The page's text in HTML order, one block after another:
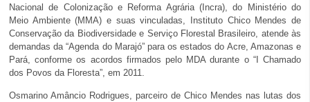
Nacional de Colonização e Reforma Agrária (Incra), do Ministério do
Meio Ambiente (MMA) e suas vinculadas, Instituto Chico Mendes de
Conservação da Biodiversidade e Serviço Florestal Brasileiro, atende às
demandas da “Agenda do Marajó” para os estados do Acre, Amazonas e
Pará, conforme os acordos firmados pelo MDA durante o “I Chamado
dos Povos da Floresta”, em 2011.
Osmarino Amâncio Rodrigues, parceiro de Chico Mendes nas lutas dos